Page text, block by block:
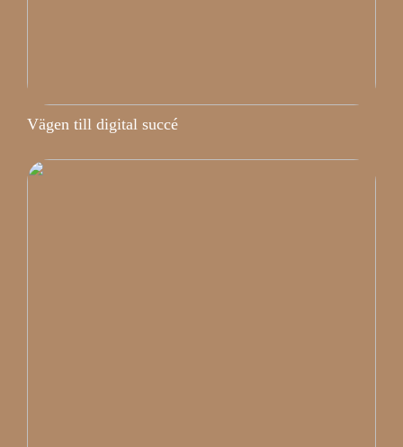
Vägen till digital succé